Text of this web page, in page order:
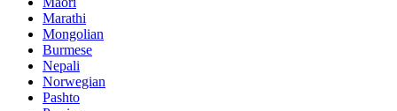
Marathi
Mongolian
Burmese
Nepali
Norwegian
Pashto